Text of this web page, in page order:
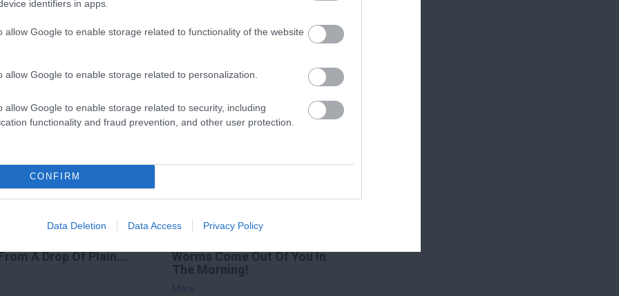
identifiers in apps.
allow Google to enable storage related to functionality of the website
allow Google to enable storage related to personalization.
allow Google to enable storage related to security, including
functionality and fraud prevention, and other user protection.
CONFIRM
Data Deletion Data Access Privacy Policy
és érleljük, majd készen áll a húsvéti főzésre vagy akárvékonyra
előnye, hogy természetes alapanyagokkal készül, és egy egyszerű
A Drop Of Plain...
Worms Come Out Of You In
The Morning!
More